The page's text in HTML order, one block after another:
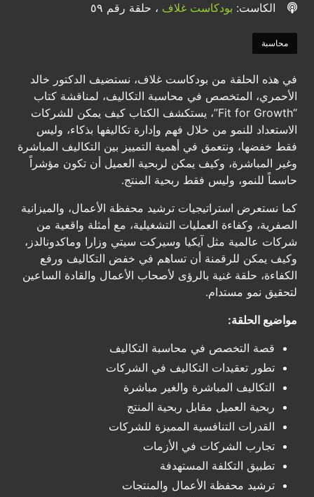
الكاست: بودكاست غلاف ، حلقة رقم ٥٩
محاسبة
في هذه الحلقة من بودكاست غلاف، نستضيف الدكتور خالد
الأحمري، المتخصص في محاسبة التكاليف، لمناقشة كتاب
“Fit for Growth”، يستكشف الكتاب كيف يمكن للشركات
الاستعداد للنمو من خلال فهم وإدارة تكاليفها بذكاء، وليس
فقط خفضها، ونتعمق في أهمية التمييز بين التكاليف المباشرة
وغير المباشرة، وكيف يمكن لربحية العميل أن تكون مؤشراً
حاسماً للنمو، وليس فقط ربحية المنتج.
كما نستعرض استراتيجيات ترشيد محفظة الأعمال، والميزانية
الصفرية، وكفاءة العمليات التشغيلية، مع أمثلة واقعية من
شركات عالمية مثل آيكيا وسيركت سيتي وزارا وماكدونالدز،
وكيف يمكن للرقمنة أن تساهم في خفض التكاليف ورفع
الكفاءة، حلقة غنية بالرؤى لأصحاب الأعمال والقادة الساعين
لتحقيق نمو مستدام.
مواضيع الحلقة:
قصة التخصص في محاسبة التكاليف
تطور تعقيدات التكاليف في الشركات
التكاليف المباشرة والغير مباشرة
ربحية العميل مقابل ربحية المنتج
القدرات التنافسية المميزة للشركات
تجارب الشركات في الأزمات
تطبيق التكلفة المستهدفة
ترشيد محفظة الأعمال والمنتجات